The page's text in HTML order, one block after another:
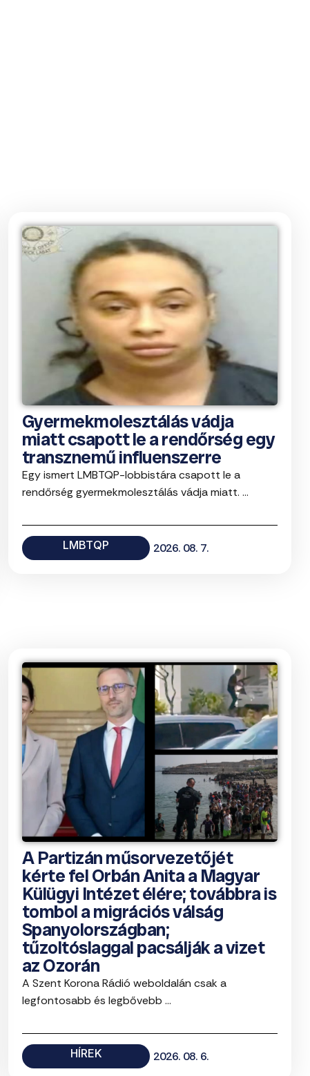
Gyermekmolesztálás vádja
miatt csapott le a rendőrség egy
transznemű influenszerre
Egy ismert LMBTQP-lobbistára csapott le a
rendőrség gyermekmolesztálás vádja miatt. ...
LMBTQP 2026. 08. 7.
A Partizán műsorvezetőjét
kérte fel Orbán Anita a Magyar
Külügyi Intézet élére; továbbra is
tombol a migrációs válság
Spanyolországban;
tűzoltóslaggal pacsálják a vizet
az Ozorán
A Szent Korona Rádió weboldalán csak a
legfontosabb és legbővebb ...
HÍREK 2026. 08. 6.